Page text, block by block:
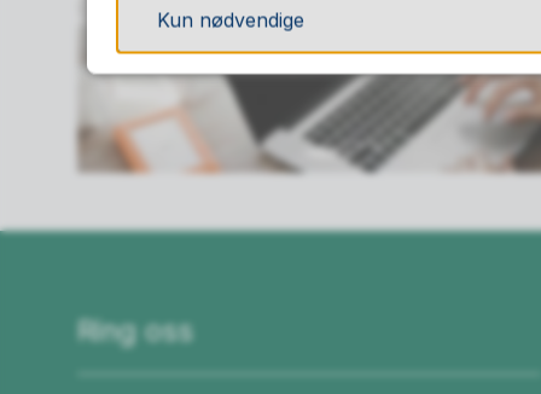
Ring oss
Kun nødvendige